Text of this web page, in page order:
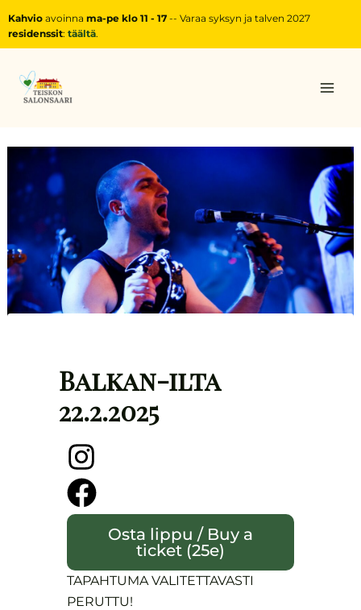
sisältöön
Kahvio avoinna ma-pe klo 11 - 17 -- Varaa syksyn ja talven 2027
residenssit: täältä.
Balkan-ilta
22.2.2025
Osta lippu / Buy a
ticket (25e)
TAPAHTUMA VALITETTAVASTI
PERUTTU!
navigation